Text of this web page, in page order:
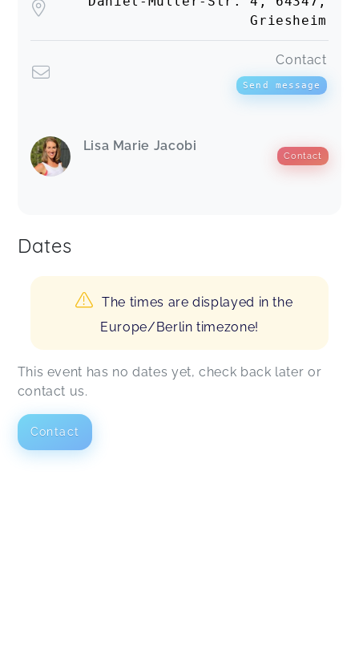
Griesheim
Contact
Send message
Lisa Marie Jacobi
Contact
Dates
The times are displayed in the
Europe/Berlin timezone!
This event has no dates yet, check back later or
contact us.
Contact